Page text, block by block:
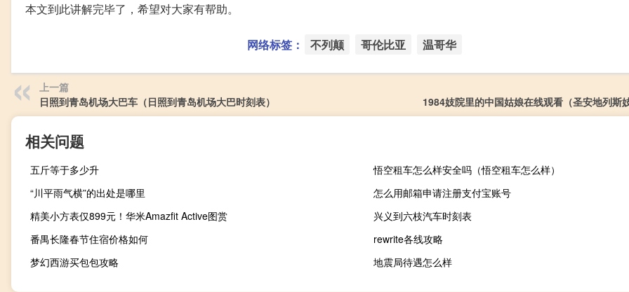
本文到此讲解完毕了，希望对大家有帮助。
网络标签： 不列颠 哥伦比亚 温哥华
上一篇
日照到青岛机场大巴车（日照到青岛机场大巴时刻表）
1984妓院里的中国姑娘在线观看（圣安地列斯
相关问题
五斤等于多少升
悟空租车怎么样安全吗（悟空租车怎么样）
“川平雨气横”的出处是哪里
怎么用邮箱申请注册支付宝账号
精美小方表仅899元！华米Amazfit Active图赏
兴义到六枝汽车时刻表
番禺长隆春节住宿价格如何
rewrite各线攻略
梦幻西游买包包攻略
地震局待遇怎么样